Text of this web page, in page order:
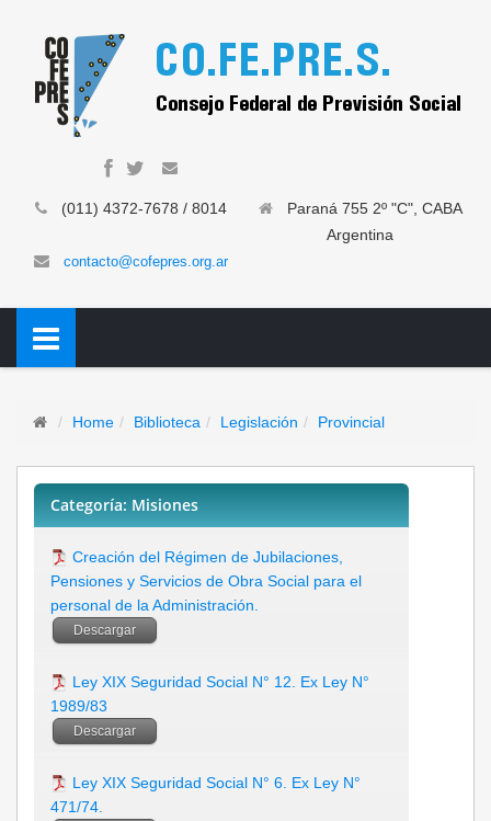
(011) 4372-7678 / 8014
Paraná 755 2º "C", CABA
Argentina
contacto@cofepres.org.ar
Home Biblioteca Legislación Provincial
Categoría: Misiones
Creación del Régimen de Jubilaciones,
Pensiones y Servicios de Obra Social para el
personal de la Administración.
Descargar
Ley XIX Seguridad Social N° 12. Ex Ley N°
1989/83
Descargar
Ley XIX Seguridad Social N° 6. Ex Ley N°
471/74.